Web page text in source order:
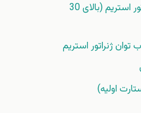
توان‌های بالا ژنراتور استریم (بالای 30
توان ژنراتور استریم
اولیه)